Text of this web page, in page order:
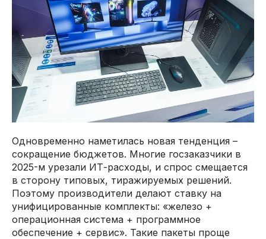
Одновременно наметилась новая тенденция –
сокращение бюджетов. Многие госзаказчики в
2025-м урезали ИТ-расходы, и спрос смещается
в сторону типовых, тиражируемых решений.
Поэтому производители делают ставку на
унифицированные комплекты: «железо +
операционная система + программное
обеспечение + сервис». Такие пакеты проще